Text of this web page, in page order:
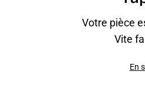
Votre pièce
Vite
En